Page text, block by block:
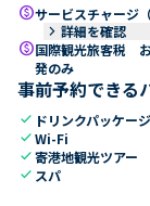
paidサービスチャージ
keyboard_arrow_right 詳細を確認
paid国際観光旅客税
発のみ
事前予約できる
check ドリンクパッケージ
checkWi-Fi
check寄港地観光ツアー
check スパ